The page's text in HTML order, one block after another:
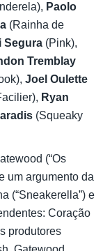
Paolo
(Rainha de
Segura (Pink),
Tremblay
Joel Oulette
Ryan
(Squeaky
(“Os
um argumento da
(“Sneakerella”) e
Coração
produtores